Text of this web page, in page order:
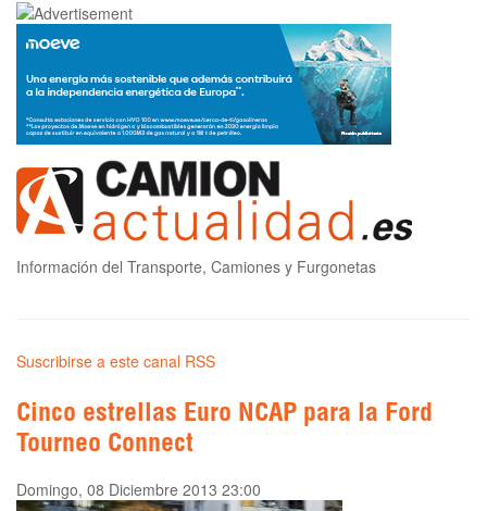
Información del Transporte, Camiones y Furgonetas
Suscribirse a este canal RSS
Cinco estrellas Euro NCAP para la Ford
Tourneo Connect
Domingo, 08 Diciembre 2013 23:00